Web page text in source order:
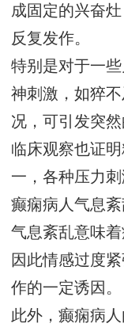
成固定的兴奋
反复发作。
特别是对于一
神刺激，如猝
况，可引发突然
临床观察也证
一，各种压力刺
癫痫病人气息
气息紊乱意味
因此情感过度
作的一定诱因。
此外，癫痫病